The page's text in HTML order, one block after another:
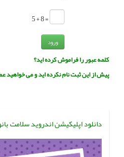
= 8 + 5
ورود
کلمه عبور را فراموش کرده اید؟
پیش از این ثبت نام نکرده اید و می خواهید
دانلود اپلیکیشن اندروید سلامت